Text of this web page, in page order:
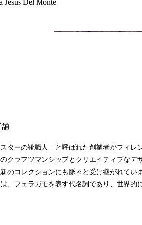
Jesus Del Monte
舗
スターの靴職人」と呼ばれた創業者がフィ
のクラフツマンシップとクリエイティブなデ
のコレクションにも脈々と受け継がれてい
は、フェラガモを表す代名詞であり、世界的